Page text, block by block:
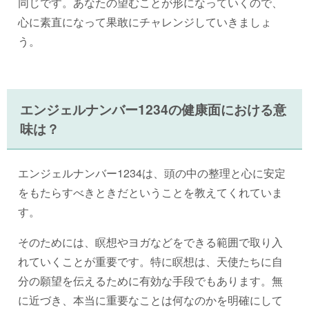
心に素直になって果敢にチャレンジしていきましょ
う。
エンジェルナンバー1234の健康面における意
味は？
エンジェルナンバー1234は、頭の中の整理と心に安定
をもたらすべきときだということを教えてくれていま
す。
そのためには、瞑想やヨガなどをできる範囲で取り入
れていくことが重要です。特に瞑想は、天使たちに自
分の願望を伝えるために有効な手段でもあります。無
に近づき、本当に重要なことは何なのかを明確にして